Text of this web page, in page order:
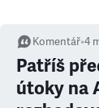
Komentář•4
Patříš
útoky na